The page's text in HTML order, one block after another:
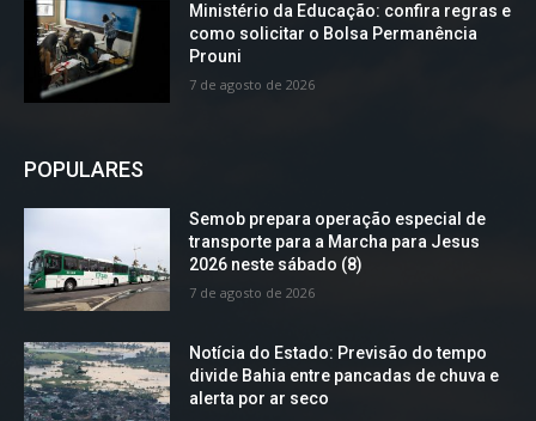
Ministério da Educação: confira regras e
como solicitar o Bolsa Permanência
Prouni
7 de agosto de 2026
POPULARES
Semob prepara operação especial de
transporte para a Marcha para Jesus
2026 neste sábado (8)
7 de agosto de 2026
Notícia do Estado: Previsão do tempo
divide Bahia entre pancadas de chuva e
alerta por ar seco